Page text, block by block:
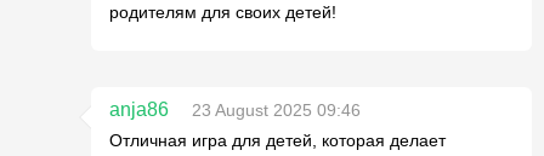
родителям для своих детей!
anja86
23 August 2025 09:46
Отличная игра для детей, которая делает